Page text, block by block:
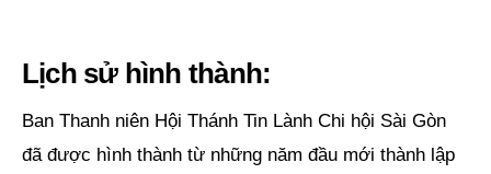
Lịch sử hình thành:
Ban Thanh niên Hội Thánh Tin Lành Chi hội Sài Gòn
đã được hình thành từ những năm đầu mới thành lập